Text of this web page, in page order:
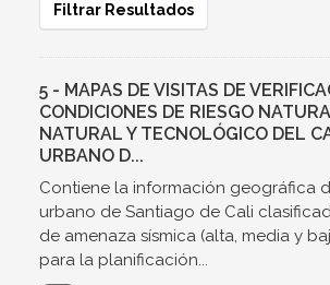
Filtrar Resultados
5 - MAPAS DE VISITAS DE
CONDICIONES DE RIESGO
NATURAL Y TECNOLÓGICO DEL
URBANO D...
Contiene la información geográfica
urbano de Santiago de Cali
de amenaza sísmica (alta, media y
para la planificación...